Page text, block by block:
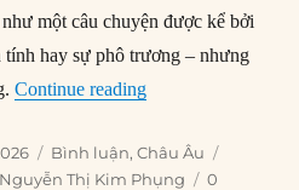
một câu chuyện được kể bởi
hay sự phô trương – nhưng
Continue reading“Trump đang đẩy
Categories
Bình luận,Châu Âu
Nguyễn Thị Kim Phụng
0